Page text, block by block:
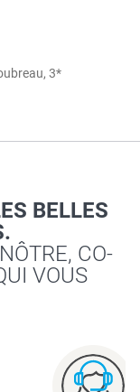
3*
BELLES
CO-
VOUS